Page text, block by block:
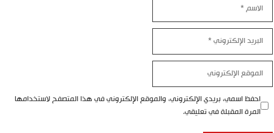
البريد
الإلكتروني
الموقع
الإلكتروني
احفظ اسمي، بريدي الإلكتروني، والموقع الإلكتروني في هذا المتصفح لاستخدامها
المرة المقبلة في تعليقي.